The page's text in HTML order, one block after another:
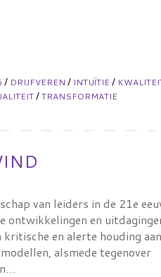
/ DRIJFVEREN / INTUÏTIE /
/ TRANSFORMATIE
van leiders in de 21e
ontwikkelingen en
en alerte houding aan
alsmede tegenover